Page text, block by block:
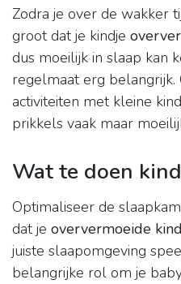
Zodra je over de wakker
groot dat je kindje
dus moeilijk in slaap kan
regelmaat erg
activiteiten met kleine
prikkels vaak maar
Wat te doen
Optimaliseer de
dat je oververmoeide kind
juiste slaapomgeving
belangrijke rol om je